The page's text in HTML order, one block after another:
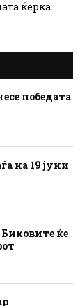
ќерка...
победата
на 19 јуни
Биковите ќе